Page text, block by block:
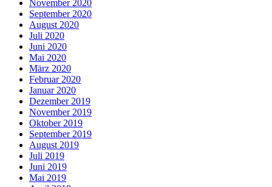
November 2020
September 2020
August 2020
Juli 2020
Juni 2020
Mai 2020
März 2020
Februar 2020
Januar 2020
Dezember 2019
November 2019
Oktober 2019
September 2019
August 2019
Juli 2019
Juni 2019
Mai 2019